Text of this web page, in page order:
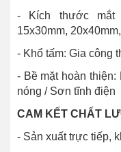
- Kích thước mắt
15x30mm,
- Khổ tấm: Gia công
- Bề mặt hoàn thiện:
nóng / Sơn tĩnh điện
CAM KẾT CHẤT
- Sản xuất trực tiếp,